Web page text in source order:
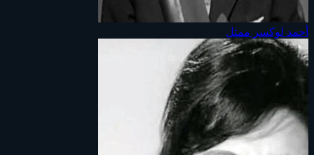
أحمد لوكسر ممثل